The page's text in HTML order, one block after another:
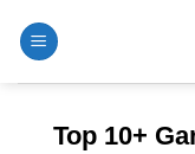
đến
Top 10+